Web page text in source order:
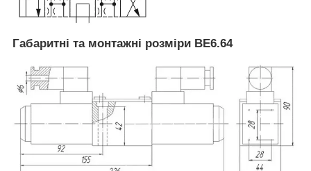
Габаритні та монтажні розміри ВЕ6.64